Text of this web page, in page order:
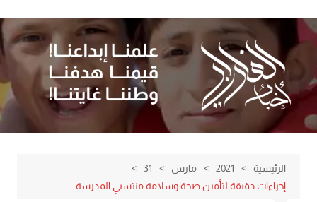
إلى
المحتوى
الرئيسية 2021 مارس
31
إجراءات دقيقة لتأمين صحة وسلامة منتسبي المدرسة